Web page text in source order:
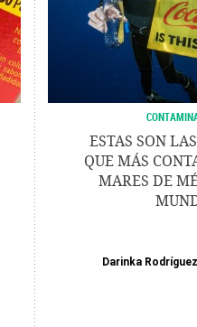
ESTAS SON
QUE MÁS
MARES DE
Darinka Rodríguez